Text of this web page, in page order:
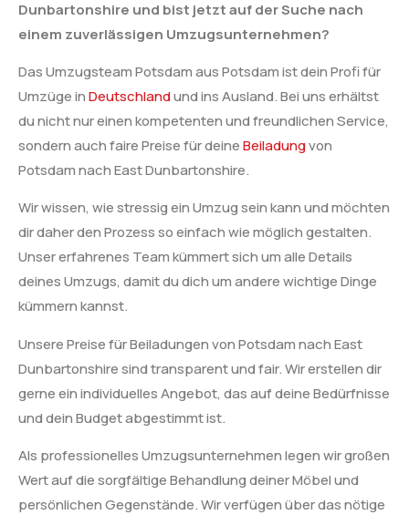
Dunbartonshire und bist jetzt auf der Suche nach
einem zuverlässigen Umzugsunternehmen?
Das Umzugsteam Potsdam aus Potsdam ist dein Profi für
Umzüge inDeutschlandund ins Ausland. Bei uns erhältst
du nicht nur einen kompetenten und freundlichen Service,
sondern auch faire Preise für deineBeiladungvon
Potsdam nach East Dunbartonshire.
Wir wissen, wie stressig ein Umzug sein kann und möchten
dir daher den Prozess so einfach wie möglich gestalten.
Unser erfahrenes Team kümmert sich um alle Details
deines Umzugs, damit du dich um andere wichtige Dinge
kümmern kannst.
Unsere Preise für Beiladungen von Potsdam nach East
Dunbartonshire sind transparent und fair. Wir erstellen dir
gerne ein individuelles Angebot, das auf deine Bedürfnisse
und dein Budget abgestimmt ist.
Als professionelles Umzugsunternehmen legen wir großen
Wert auf die sorgfältige Behandlung deiner Möbel und
persönlichen Gegenstände. Wir verfügen über das nötige